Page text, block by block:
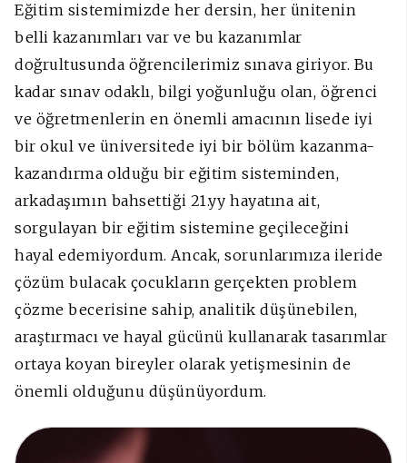
Eğitim sistemimizde her dersin, her ünitenin
belli kazanımları var ve bu kazanımlar
doğrultusunda öğrencilerimiz sınava giriyor. Bu
kadar sınav odaklı, bilgi yoğunluğu olan, öğrenci
ve öğretmenlerin en önemli amacının lisede iyi
bir okul ve üniversitede iyi bir bölüm kazanma-
kazandırma olduğu bir eğitim sisteminden,
arkadaşımın bahsettiği 21.yy hayatına ait,
sorgulayan bir eğitim sistemine geçileceğini
hayal edemiyordum. Ancak, sorunlarımıza ileride
çözüm bulacak çocukların gerçekten problem
çözme becerisine sahip, analitik düşünebilen,
araştırmacı ve hayal gücünü kullanarak tasarımlar
ortaya koyan bireyler olarak yetişmesinin de
önemli olduğunu düşünüyordum.